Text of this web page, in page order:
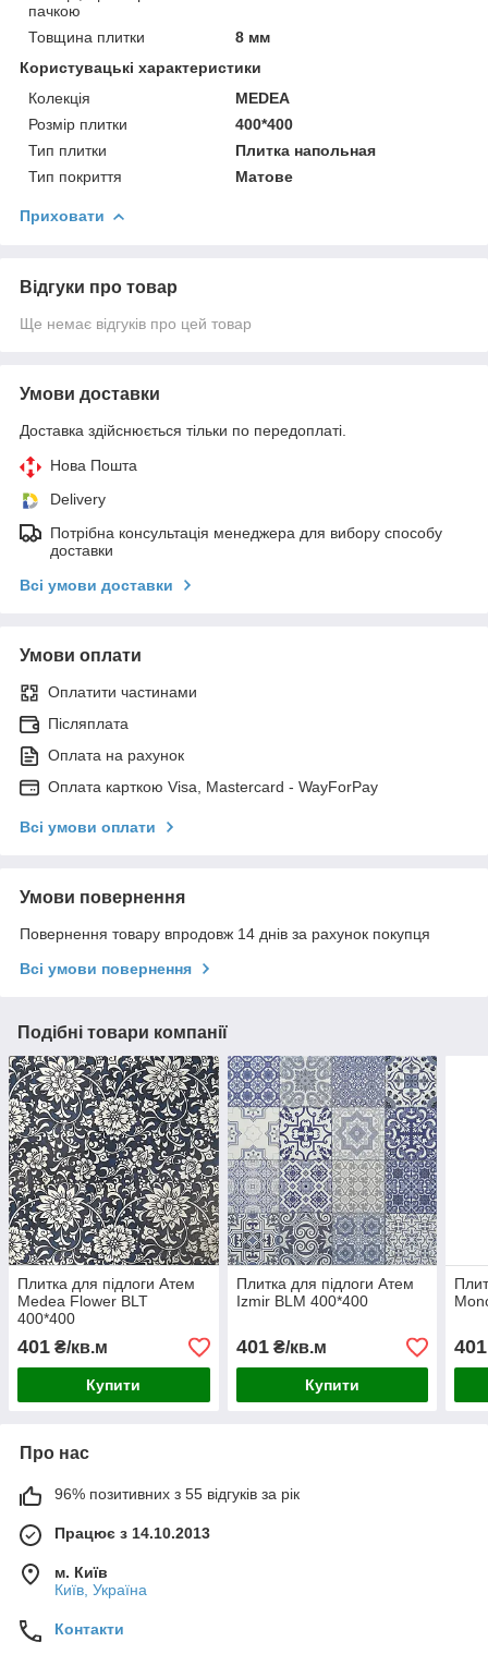
пачкою
Товщина плитки
8 мм
Користувацькі характеристики
Колекція
MEDEA
Розмір плитки
400*400
Тип плитки
Плитка напольная
Тип покриття
Матове
Приховати
Відгуки про товар
Ще немає відгуків про цей товар
Умови доставки
Доставка здійснюється тільки по передоплаті.
Нова Пошта
Delivery
Потрібна консультація менеджера для вибору способу
доставки
Всі умови доставки
Умови оплати
Оплатити частинами
Післяплата
Оплата на рахунок
Оплата карткою Visa, Mastercard - WayForPay
Всі умови оплати
Умови повернення
Повернення товару впродовж 14 днів за рахунок покупця
Всі умови повернення
Подібні товари компанії
Плитка для підлоги Атем
Medea Flower BLT
400*400
401 ₴/кв.м
Купити
Плитка для підлоги Атем
Izmir BLM 400*400
401₴/кв.м
Купити
401
Про нас
96% позитивних з 55 відгуків за рік
Працює з 14.10.2013
м. Київ
Київ, Україна
Контакти